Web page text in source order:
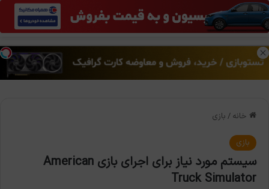
منو
خانه / بازی
بازی
سیستم مورد نیاز برای اجرای بازی American
Truck Simulator